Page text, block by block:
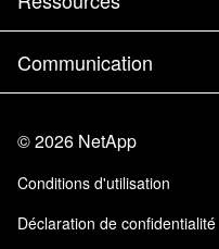
Executive Briefing
Produits A-Z
Documentation
Communauté
Apprendre
Partenaires
Emplois
Trust Center
Responsabilité &
Certifications de la
Newsroom
Événements
Blog
Expérience client
Témoignages clients
Communication
Commentaires sur le
Accessibilité
Mes abonnements
©2026 NetApp
Conditions d'utilisation
Déclaration de confidentialité